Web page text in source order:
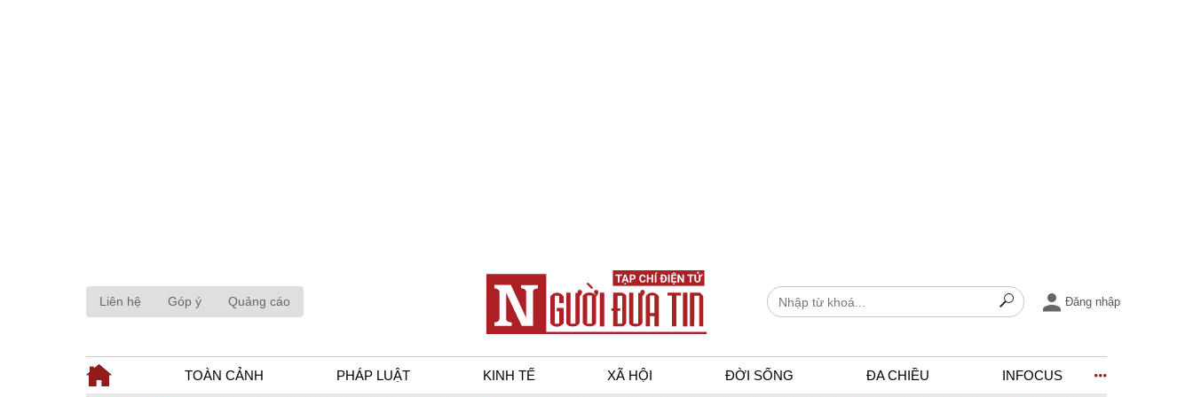
Liên hệ Góp ý Quảng cáo Đăng nhập
TOÀN CẢNH PHÁP LUẬT KINH TẾ XÃ HỘI ĐỜI SỐNG ĐA CHIỀU INFOCUS